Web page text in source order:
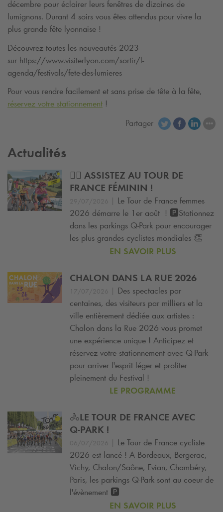
décembre pour éclairer leurs fenêtres de dizaines de
lumignons. Durant 4 soirs vous êtes attendus pour vivre la
plus grande fête lyonnaise !
Découvrez toutes les nouveautés 2023
sur https://www.visiterlyon.com/sortir/l-
agenda/festivals/fete-des-lumieres
Pour vous rendre facilement et sans prise de tête à la fête,
réservez votre stationnement !
Partager
Actualités
🚴‍♀️ ASSISTEZ AU TOUR DE
FRANCE FÉMININ !
29/07/2026 | Le Tour de France femmes
2026 démarre le 1er août ! 🅿️Stationnez
dans les parkings Q-Park pour encourager
les plus grandes cyclistes mondiales 👏
EN SAVOIR PLUS
CHALON DANS LA RUE 2026
17/07/2026 | Des spectacles par
centaines, des visiteurs par milliers et la
ville entièrement dédiée aux artistes :
Chalon dans la Rue 2026 vous promet
une expérience unique ! Anticipez et
réservez votre stationnement avec Q-Park
pour arriver l'esprit léger et profiter
pleinement du Festival !
LE PROGRAMME
🚴LE TOUR DE FRANCE AVEC
Q-PARK !
06/07/2026 | Le Tour de France cycliste
2026 est lancé ! A Bordeaux, Bergerac,
Vichy, Chalon/Saône, Evian, Chambéry,
Paris, les parkings Q-Park sont au coeur de
l'évènement 🅿️
EN SAVOIR PLUS